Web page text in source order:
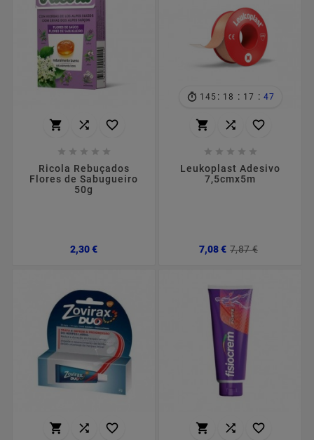
  
    
Ricola Rebuçados
Flores de Sabugueiro
50g
2,30 €Preço
145 : 18 : 17 : 45
  
    
Leukoplast Adesivo
7,5cmx5m
7,08 € 7,87 €
     